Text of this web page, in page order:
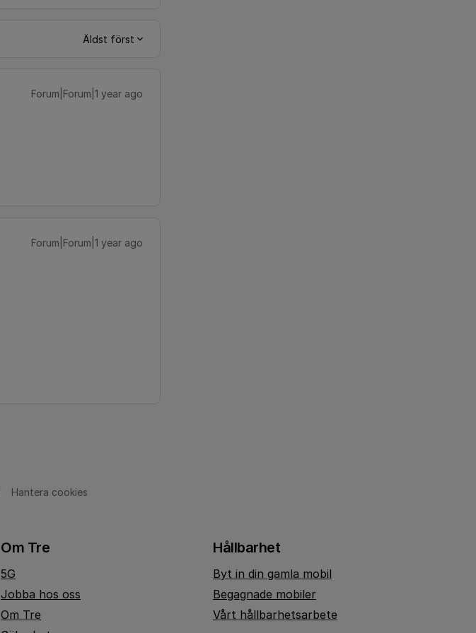
Äldst först
Forum|Forum|1 year ago
Forum|Forum|1 year ago
Hantera cookies
Om Tre
5G
Jobba hos oss
Om Tre
Hållbarhet
Byt in din gamla mobil
Begagnade mobiler
Vårt hållbarhetsarbete